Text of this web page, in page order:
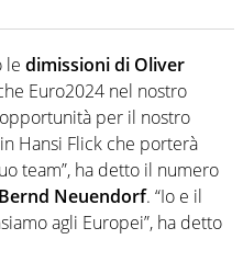
le dimissioni di Oliver
Euro2024 nel nostro
per il nostro
in Hansi Flick che porterà
team”, ha detto il numero
Bernd Neuendorf. “Io e il
agli Europei”, ha detto